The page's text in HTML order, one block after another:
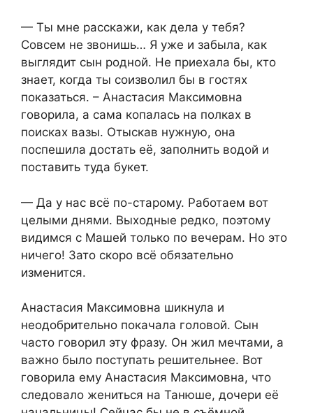
— Ты мне расскажи, как дела у тебя?
Совсем не звонишь… Я уже и забыла, как
выглядит сын родной. Не приехала бы, кто
знает, когда ты соизволил бы в гостях
показаться. – Анастасия Максимовна
говорила, а сама копалась на полках в
поисках вазы. Отыскав нужную, она
поспешила достать её, заполнить водой и
поставить туда букет.
— Да у нас всё по-старому. Работаем вот
целыми днями. Выходные редко, поэтому
видимся с Машей только по вечерам. Но это
ничего! Зато скоро всё обязательно
изменится.
Анастасия Максимовна шикнула и
неодобрительно покачала головой. Сын
часто говорил эту фразу. Он жил мечтами, а
важно было поступать решительнее. Вот
говорила ему Анастасия Максимовна, что
следовало жениться на Танюше, дочери её